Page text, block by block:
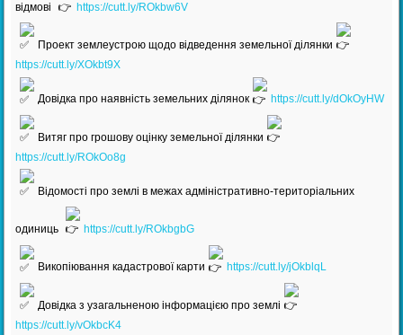
відмові https://cutt.ly/ROkbw6V
Проект землеустрою щодо відведення земельної ділянки
https://cutt.ly/XOkbt9X
Довідка про наявність земельних ділянок https://cutt.ly/dOkOyHW
Витяг про грошову оцінку земельної ділянки
https://cutt.ly/ROkOo8g
Відомості про землі в межах адміністративно-територіальних
одиниць https://cutt.ly/ROkbgbG
Викопіювання кадастрової карти https://cutt.ly/jOkblqL
Довідка з узагальненою інформацією про землі
https://cutt.ly/vOkbcK4